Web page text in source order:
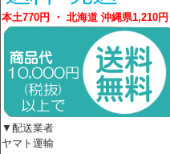
本土770円 ・ 北海道 沖縄県1,210円
▼配送業者
ヤマト運輸